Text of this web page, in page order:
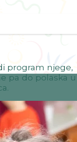
program njege,
pa do polaska u